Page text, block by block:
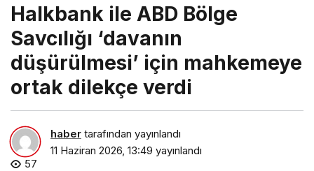
Halkbank ile ABD Bölge
Savcılığı ‘davanın
düşürülmesi’ için mahkemeye
ortak dilekçe verdi
haber tarafından yayınlandı
11 Haziran 2026, 13:49 yayınlandı
57